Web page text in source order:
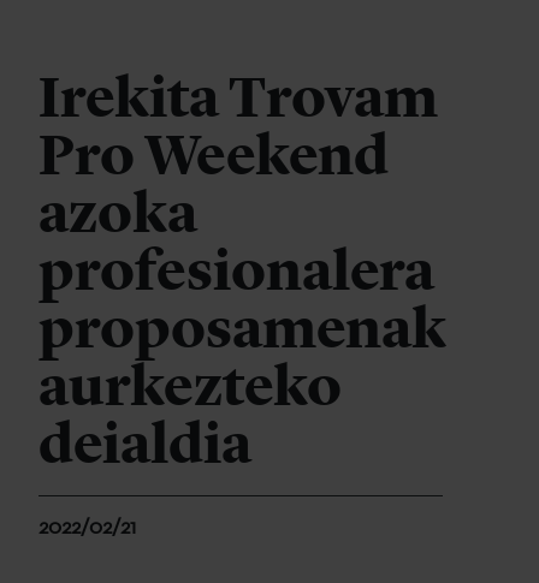
Irekita Trovam
Pro Weekend
azoka
profesionalera
proposamenak
aurkezteko
deialdia
2022/02/21